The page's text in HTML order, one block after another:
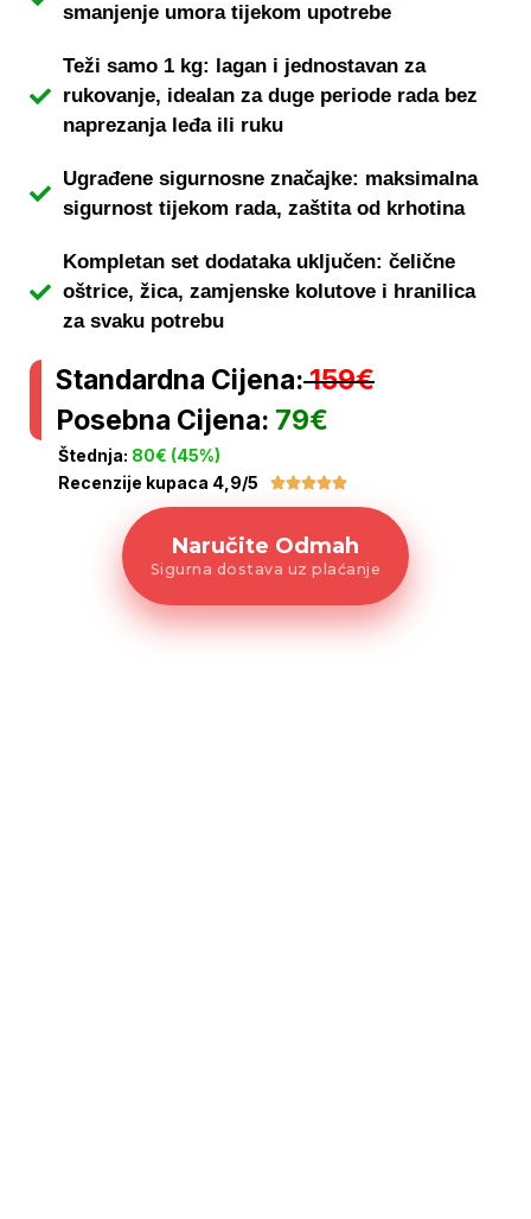
smanjenje umora tijekom upotrebe
Teži samo 1 kg: lagan i jednostavan za
rukovanje, idealan za duge periode rada bez
naprezanja leđa ili ruku
Ugrađene sigurnosne značajke: maksimalna
sigurnost tijekom rada, zaštita od krhotina
Kompletan set dodataka uključen: čelične
oštrice, žica, zamjenske kolutove i hranilica
za svaku potrebu
Standardna Cijena:159€
Posebna Cijena: 79€
Štednja: 80€ (45%)
Recenzije kupaca 4,9/5

Naručite Odmah
Sigurna dostava uz plaćanje